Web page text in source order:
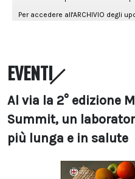
EVENTI
Al via la 2° edizione
Summit, un
più lunga e in salute